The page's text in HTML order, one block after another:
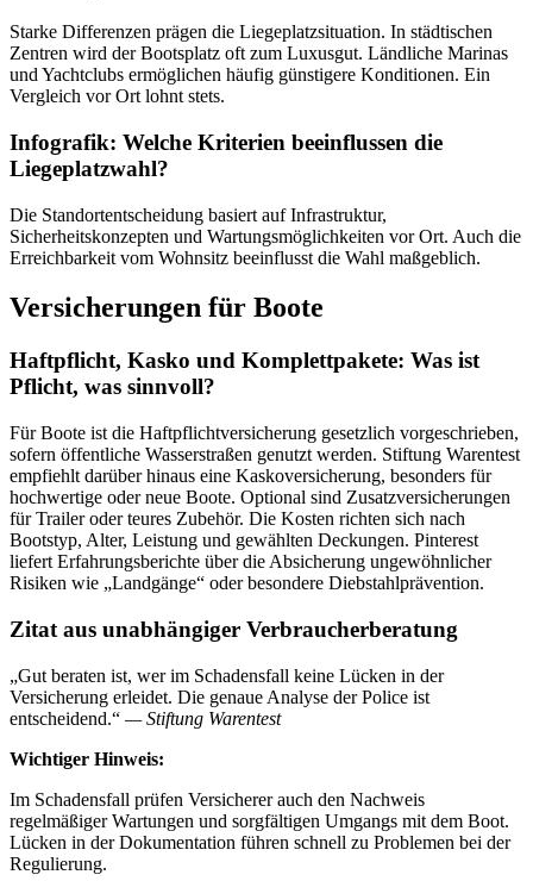
Starke Differenzen prägen die Liegeplatzsituation. In städtischen
Zentren wird der Bootsplatz oft zum Luxusgut. Ländliche Marinas
und Yachtclubs ermöglichen häufig günstigere Konditionen. Ein
Vergleich vor Ort lohnt stets.
Infografik: Welche Kriterien beeinflussen die
Liegeplatzwahl?
Die Standortentscheidung basiert auf Infrastruktur,
Sicherheitskonzepten und Wartungsmöglichkeiten vor Ort. Auch die
Erreichbarkeit vom Wohnsitz beeinflusst die Wahl maßgeblich.
Versicherungen für Boote
Haftpflicht, Kasko und Komplettpakete: Was ist
Pflicht, was sinnvoll?
Für Boote ist die Haftpflichtversicherung gesetzlich vorgeschrieben,
sofern öffentliche Wasserstraßen genutzt werden. Stiftung Warentest
empfiehlt darüber hinaus eine Kaskoversicherung, besonders für
hochwertige oder neue Boote. Optional sind Zusatzversicherungen
für Trailer oder teures Zubehör. Die Kosten richten sich nach
Bootstyp, Alter, Leistung und gewählten Deckungen. Pinterest
liefert Erfahrungsberichte über die Absicherung ungewöhnlicher
Risiken wie „Landgänge“ oder besondere Diebstahlprävention.
Zitat aus unabhängiger Verbraucherberatung
„Gut beraten ist, wer im Schadensfall keine Lücken in der
Versicherung erleidet. Die genaue Analyse der Police ist
entscheidend.“ — Stiftung Warentest
Wichtiger Hinweis:
Im Schadensfall prüfen Versicherer auch den Nachweis
regelmäßiger Wartungen und sorgfältigen Umgangs mit dem Boot.
Lücken in der Dokumentation führen schnell zu Problemen bei der
Regulierung.